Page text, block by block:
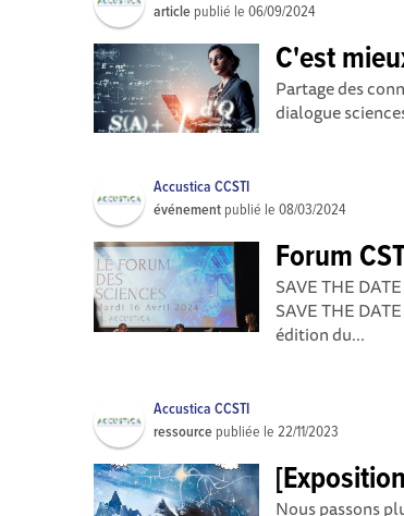
article publié le06/09/2024
C'est
Partage des
dialogue
Accustica CCSTI
événement publié le08/03/2024
Forum
SAVE THE
SAVE THE
édition du...
Accustica CCSTI
ressource publiée le22/11/2023
Nous passons